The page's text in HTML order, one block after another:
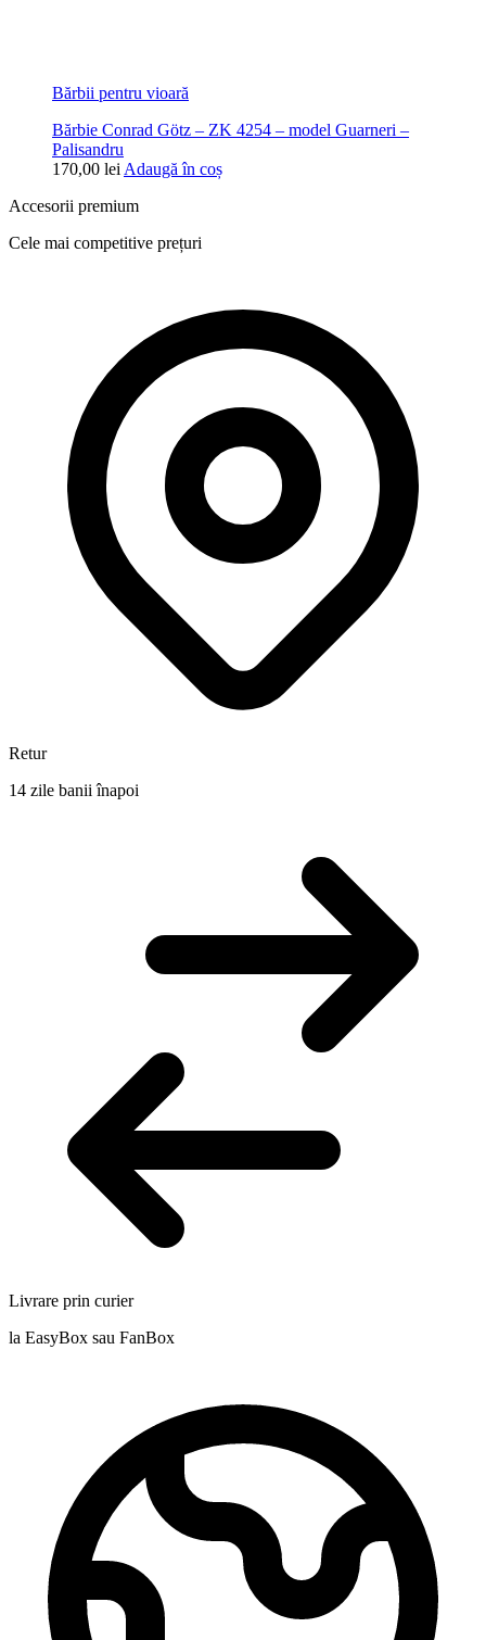
Bărbii pentru vioară
Bărbie Conrad Götz – ZK 4254 – model Guarneri –
Palisandru
170,00 lei Adaugă în coș
Accesorii premium
Cele mai competitive prețuri
Retur
14 zile banii înapoi
Livrare prin curier
la EasyBox sau FanBox